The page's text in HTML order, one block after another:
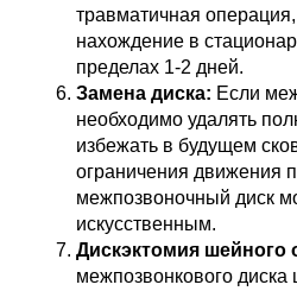
травматичная
нахождение в
пределах 1-2 дней.
Замена диска: Если
необходимо удалять
избежать в будущем
ограничения движения
межпозвоночный диск
искусственным.
Дискэктомия шейного
межпозвонкового диска